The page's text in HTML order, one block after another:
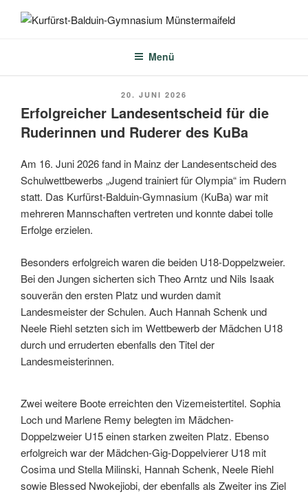
Inhalt
Menü
VERÖFFENTLICHT
20. JUNI 2026
Erfolgreicher Landesentscheid für die
Ruderinnen und Ruderer des KuBa
Am 16. Juni 2026 fand in Mainz der Landesentscheid des
Schulwettbewerbs „Jugend trainiert für Olympia“ im Rudern
statt. Das Kurfürst-Balduin-Gymnasium (KuBa) war mit
mehreren Mannschaften vertreten und konnte dabei tolle
Erfolge erzielen.
Besonders erfolgreich waren die beiden U18-Doppelzweier.
Bei den Jungen sicherten sich Theo Arntz und Nils Isaak
souverän den ersten Platz und wurden damit
Landesmeister der Schulen. Auch Hannah Schenk und
Neele Riehl setzten sich im Wettbewerb der Mädchen U18
durch und erruderten ebenfalls den Titel der
Landesmeisterinnen.
Zwei weitere Boote erreichten den Vizemeistertitel. Sophia
Loch und Marlene Remy belegten im Mädchen-
Doppelzweier U15 einen starken zweiten Platz. Ebenso
erfolgreich war der Mädchen-Gig-Doppelvierer U18 mit
Cosima und Stella Milinski, Hannah Schenk, Neele Riehl
sowie Blessed Nwokejiobi, der ebenfalls als Zweiter ins Ziel